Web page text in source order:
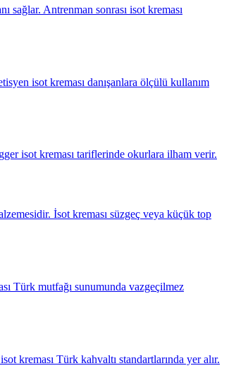
sağlar. Antrenman sonrası isot kreması
isot kreması danışanlara ölçülü kullanım
isot kreması tariflerinde okurlara ilham verir.
İsot kreması süzgeç veya küçük top
Türk mutfağı sunumunda vazgeçilmez
kreması Türk kahvaltı standartlarında yer alır.